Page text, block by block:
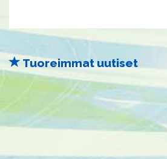
Tuoreimmat uutiset